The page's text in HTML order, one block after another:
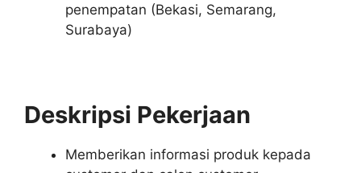
penempatan (Bekasi, Semarang,
Surabaya)
Deskripsi Pekerjaan
Memberikan informasi produk kepada